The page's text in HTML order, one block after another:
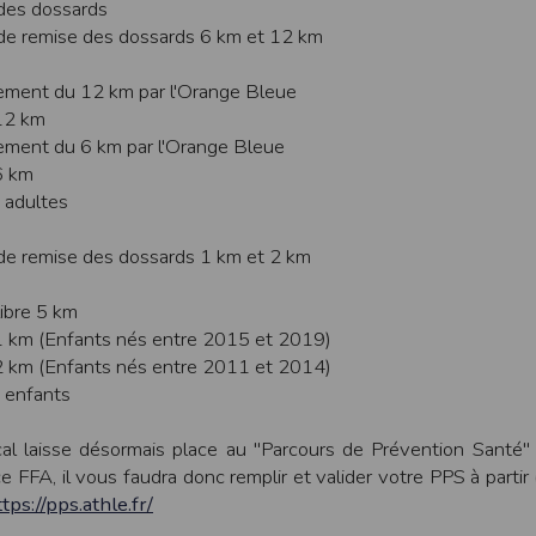
dossards
remise des dossards 6 km et 12 km
du 12 km par l'Orange Bleue
km
du 6 km par l'Orange Bleue
km
remise des dossards 1 km et 2 km
5 km
(Enfants nés entre 2015 et 2019)
(Enfants nés entre 2011 et 2014)
laisse désormais place au "Parcours de Prévention Santé"
FFA, il vous faudra donc remplir et valider votre PPS à partir
pps.athle.fr/
suivant :https://www.ovh.com/fr/protection-donnees-personnelles/
et nos serveurs utilisent le protocole HTTPS qui crypte les
stockés en clair dans notre base de données mais sont cryptés
entre nos différents serveurs se font sur un réseau privé
les cookies sur votre ordinateur. Notez cependant que votre
pages.
Outils, puis surOptions Internet.
, cliquez sur Paramètres.
sélectionnez le menu Options
et cliquez surAffichez les cookies